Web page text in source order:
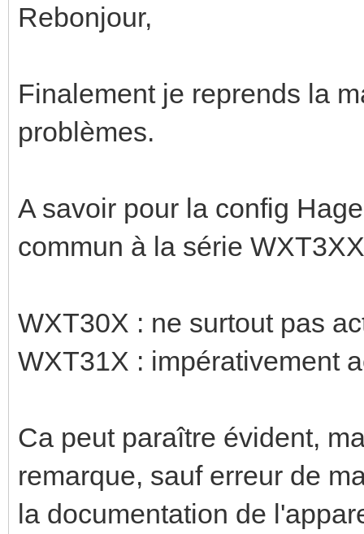
Rebonjour,
Finalement je reprends la
problèmes.
A savoir pour la config
commun à la série
WXT30X : ne surtout pas
WXT31X : impérativement
Ca peut paraître évident,
remarque, sauf erreur de
la documentation de